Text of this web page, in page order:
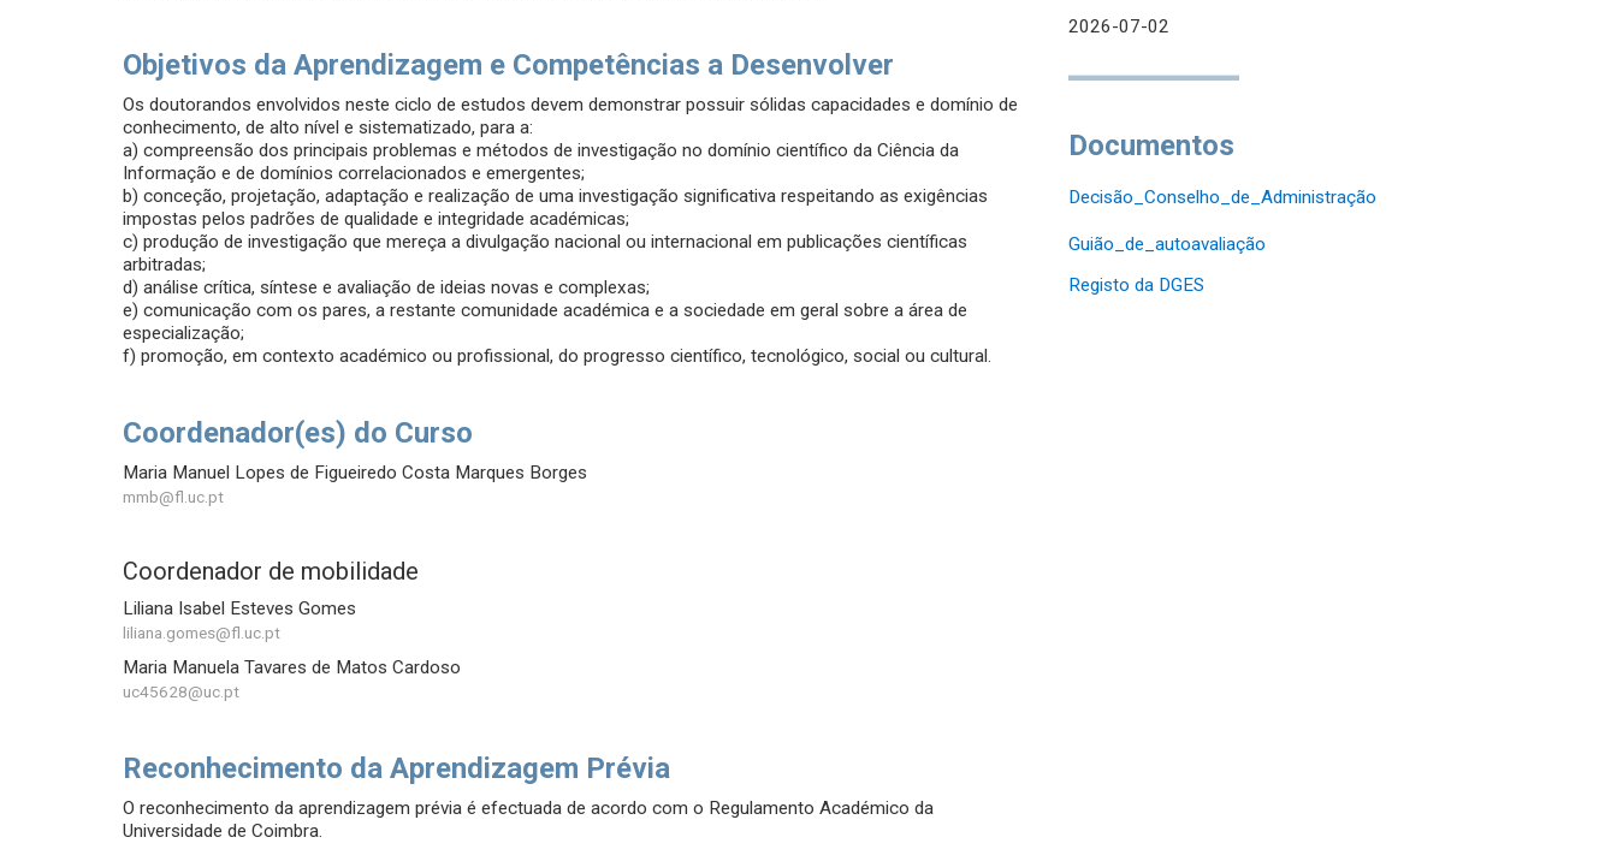
Objetivos da Aprendizagem e Competências a Desenvolver
Os doutorandos envolvidos neste ciclo de estudos devem demonstrar possuir sólidas capacidades e domínio de
conhecimento, de alto nível e sistematizado, para a:
a) compreensão dos principais problemas e métodos de investigação no domínio científico da Ciência da
Informação e de domínios correlacionados e emergentes;
b) conceção, projetação, adaptação e realização de uma investigação significativa respeitando as exigências
impostas pelos padrões de qualidade e integridade académicas;
c) produção de investigação que mereça a divulgação nacional ou internacional em publicações científicas
arbitradas;
d) análise crítica, síntese e avaliação de ideias novas e complexas;
e) comunicação com os pares, a restante comunidade académica e a sociedade em geral sobre a área de
especialização;
f) promoção, em contexto académico ou profissional, do progresso científico, tecnológico, social ou cultural.
Coordenador(es) do Curso
Maria Manuel Lopes de Figueiredo Costa Marques Borges
mmb@fl.uc.pt
Coordenador de mobilidade
Liliana Isabel Esteves Gomes
liliana.gomes@fl.uc.pt
Maria Manuela Tavares de Matos Cardoso
uc45628@uc.pt
Reconhecimento da Aprendizagem Prévia
O reconhecimento da aprendizagem prévia é efectuada de acordo com o Regulamento Académico da
Universidade de Coimbra.
2026-07-02
Documentos
Decisão_Conselho_de_Administração
Guião_de_autoavaliação
Registo da DGES